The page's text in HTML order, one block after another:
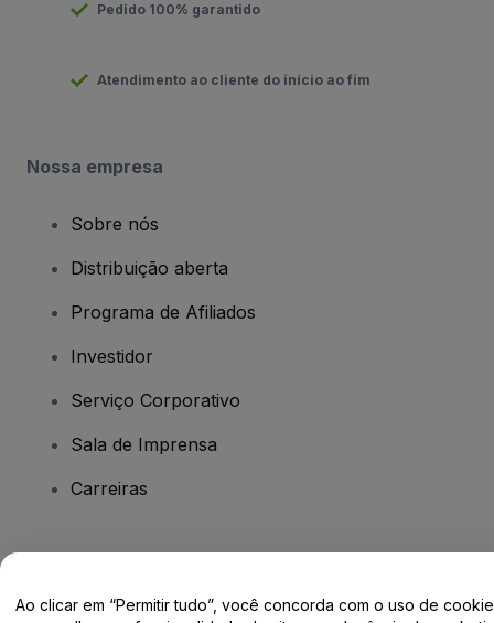
Pedido 100% garantido
Atendimento ao cliente do início ao fim
Nossa empresa
Sobre nós
Distribuição aberta
Programa de Afiliados
Investidor
Serviço Corporativo
Sala de Imprensa
Carreiras
Ao clicar em “Permitir tudo”, você concorda com o uso de